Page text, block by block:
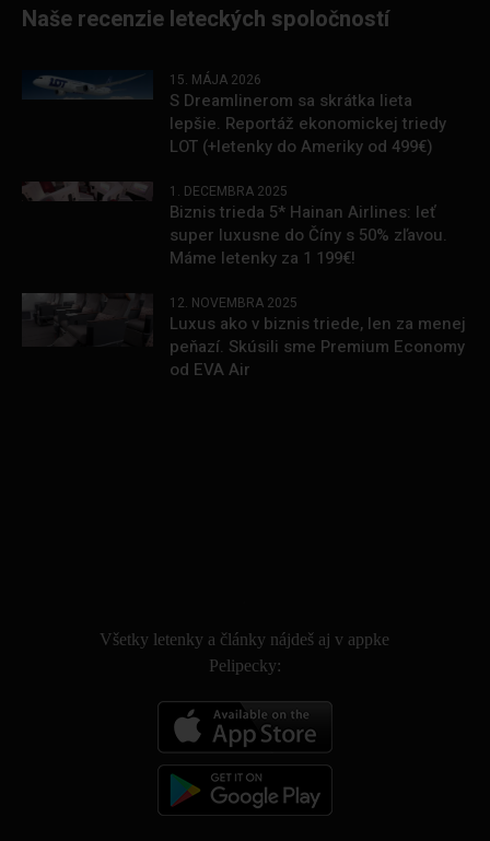
Naše recenzie leteckých spoločností
15. MÁJA 2026
S Dreamlinerom sa skrátka lieta
lepšie. Reportáž ekonomickej triedy
LOT (+letenky do Ameriky od 499€)
1. DECEMBRA 2025
Biznis trieda 5* Hainan Airlines: leť
super luxusne do Číny s 50% zľavou.
Máme letenky za 1 199€!
12. NOVEMBRA 2025
Luxus ako v biznis triede, len za menej
peňazí. Skúsili sme Premium Economy
od EVA Air
Všetky letenky a články nájdeš aj v appke
Pelipecky: